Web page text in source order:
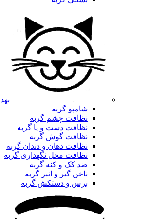
شامپو گربه
نظافت چشم گربه
نظافت دست و پا گربه
نظافت گوش گربه
نظافت دهان و دندان گربه
نظافت محل نگهداری گربه
ضد کک و کنه گربه
ناخن گیر و انبر گربه
برس و دستکش گربه